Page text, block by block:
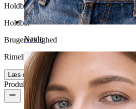
Navle
Holdbarhed
Holdbar
Brugervenlighed
Rimelig nemt
Læs mere
Produktdetaljer